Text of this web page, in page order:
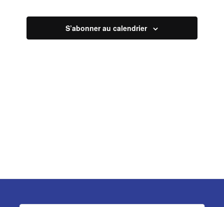
de
S’abonner au calendrier